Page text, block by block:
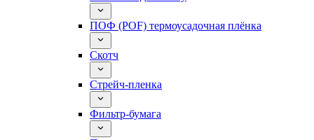
ПОФ (POF) термоусадочная плёнка
Скотч
Стрейч-пленка
Фильтр-бумага